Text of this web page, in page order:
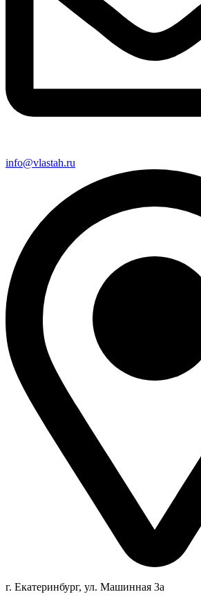
info@vlastah.ru
г. Екатеринбург, ул. Машинная 3а